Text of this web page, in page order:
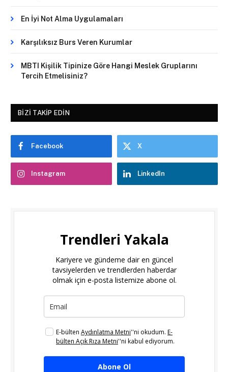
En İyi Not Alma Uygulamaları
Karşılıksız Burs Veren Kurumlar
MBTI Kişilik Tipinize Göre Hangi Meslek Gruplarını
Tercih Etmelisiniz?
BIZI TAKIP EDIN
Facebook X
Instagram LinkedIn
Trendleri Yakala
Kariyere ve gündeme dair en güncel
tavsiyelerden ve trendlerden haberdar
olmak için e-posta listemize abone ol.
E-bülten Aydınlatma Metni''ni okudum. E-
bülten Açık Rıza Metni''ni kabul ediyorum.
Abone Ol